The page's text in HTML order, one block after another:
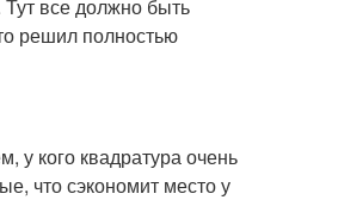
все должно быть
решил полностью
у кого квадратура очень
что сэкономит место у